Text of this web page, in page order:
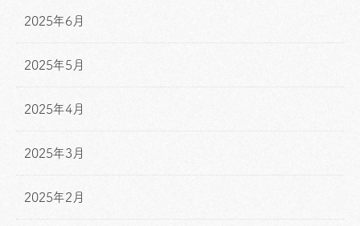
2025年6月
2025年5月
2025年4月
2025年3月
2025年2月